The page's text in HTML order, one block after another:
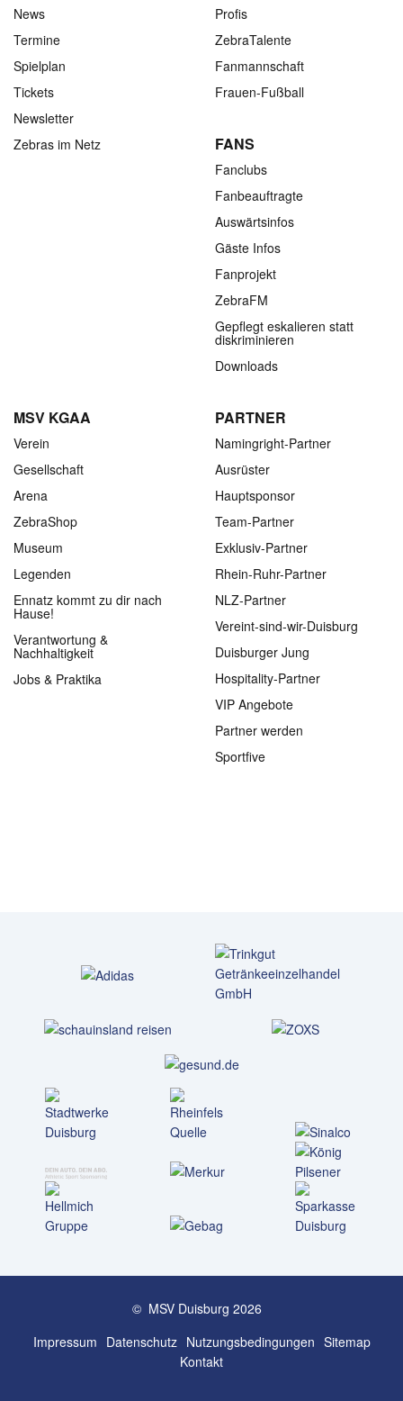
News
Termine
Spielplan
Tickets
Newsletter
Zebras im Netz
Profis
ZebraTalente
Fanmannschaft
Frauen-Fußball
FANS
Fanclubs
Fanbeauftragte
Auswärtsinfos
Gäste Infos
Fanprojekt
ZebraFM
Gepflegt eskalieren statt
diskriminieren
Downloads
MSV KGAA
Verein
Gesellschaft
Arena
ZebraShop
Museum
Legenden
Ennatz kommt zu dir nach
Hause!
Verantwortung &
Nachhaltigkeit
Jobs & Praktika
PARTNER
Namingright-Partner
Ausrüster
Hauptsponsor
Team-Partner
Exklusiv-Partner
Rhein-Ruhr-Partner
NLZ-Partner
Vereint-sind-wir-Duisburg
Duisburger Jung
Hospitality-Partner
VIP Angebote
Partner werden
Sportfive
© MSV Duisburg 2026
Impressum Datenschutz Nutzungs­bedingungen Sitemap
Kontakt